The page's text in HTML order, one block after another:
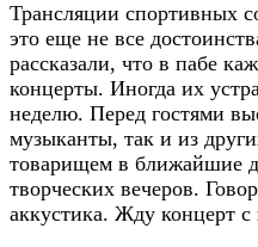
Трансляции спортивных
это еще не все
рассказали, что в пабе
концерты. Иногда их
неделю. Перед гостями
музыканты, так и из
товарищем в ближайшие
творческих вечеров.
аккустика. Жду концерт с